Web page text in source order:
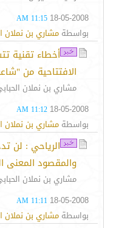
18-05-2008
11:15 AM
بواسطة مشاري بن نملان
أخطاء تقنية
الافتتاحية من
مشاري بن نملان
18-05-2008
11:12 AM
بواسطة مشاري بن نملان
الرياحي : لن
والمقصود المعنى
مشاري بن نملان
18-05-2008
11:11 AM
بواسطة مشاري بن نملان